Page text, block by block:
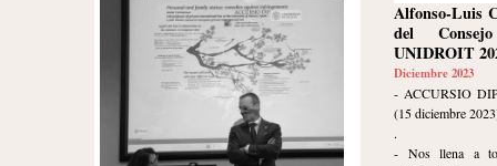
Alfonso-Luis
del
UNIDROIT
Diciembre 2023
- ACCURSIO
(15 diciembre
.
- Nos llena a